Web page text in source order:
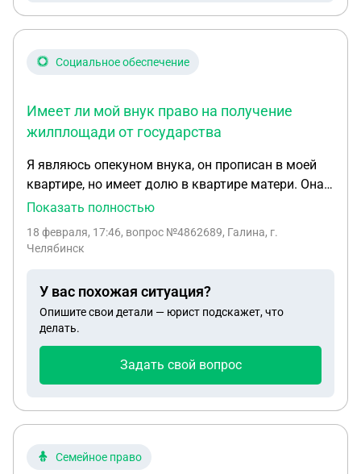
Социальное обеспечение
Имеет ли мой внук право на получение
жилплощади от государства
Я являюсь опекуном внука, он прописан в моей
квартире, но имеет долю в квартире матери. Она
ограничена в правах, но восстанавливаться не
жилплощади от государства.
Показать полностью
18 февраля, 17:46, вопрос №4862689, Галина, г.
Челябинск
У вас похожая ситуация?
Опишите свои детали — юрист подскажет, что
делать.
Задать свой вопрос
Семейное право